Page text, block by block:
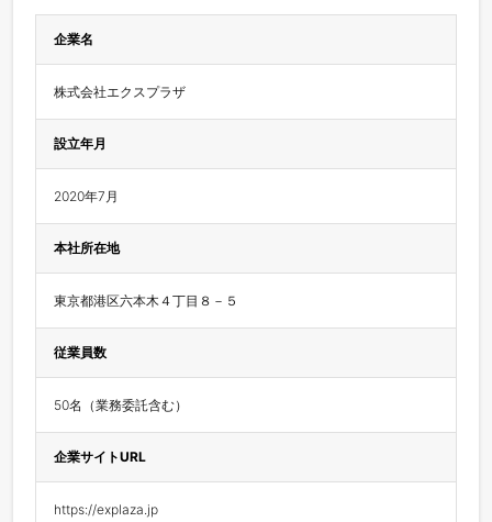
企業名
株式会社エクスプラザ
設立年月
2020年7月
本社所在地
東京都港区六本木４丁目８－５
従業員数
50名（業務委託含む）
企業サイトURL
https://explaza.jp